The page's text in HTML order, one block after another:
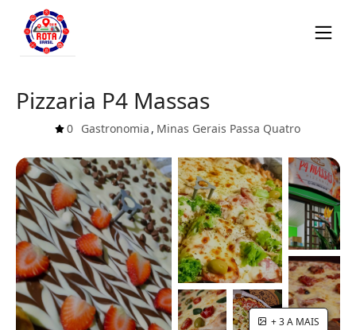
Pizzaria P4 Massas
0 Gastronomia , Minas Gerais Passa Quatro
+ 3 A MAIS